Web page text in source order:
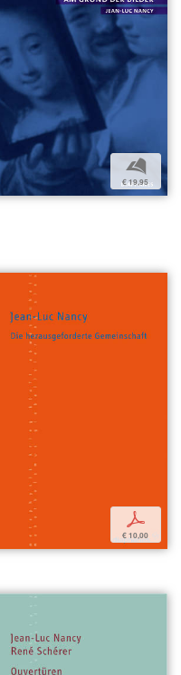
b
€ 19,95
p
€ 10,00